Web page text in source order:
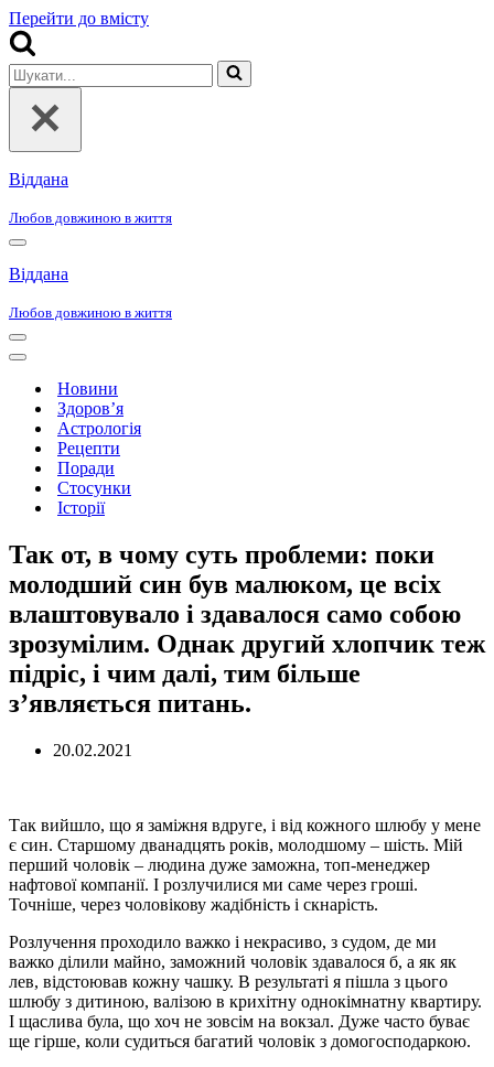
Перейти до вмісту
Шукати...
Віддана
Любов довжиною в життя
Меню
навігації
Віддана
Любов довжиною в життя
Меню
навігації
Меню
навігаціїНовини
Здоров’я
Астрологія
Рецепти
Поради
Стосунки
Історії
Так от, в чому суть проблеми: поки
молодший син був малюком, це всіх
влаштовувало і здавалося само собою
зрозумілим. Однак другий хлопчик теж
підріс, і чим далі, тим більше
з’являється питань.
20.02.2021
Так вийшло, що я заміжня вдруге, і від кожного шлюбу у мене
є син. Старшому дванадцять років, молодшому – шість. Мій
перший чоловік – людина дуже заможна, топ-менеджер
нафтової компанії. І розлучилися ми саме через гроші.
Точніше, через чоловікову жадібність і скнарість.
Розлучення проходило важко і некрасиво, з судом, де ми
важко ділили майно, заможний чоловік здавалося б, а як як
лев, відстоював кожну чашку. В результаті я пішла з цього
шлюбу з дитиною, валізою в крихітну однокімнатну квартиру.
І щаслива була, що хоч не зовсім на вокзал. Дуже часто буває
ще гірше, коли судиться багатий чоловік з домогосподаркою.